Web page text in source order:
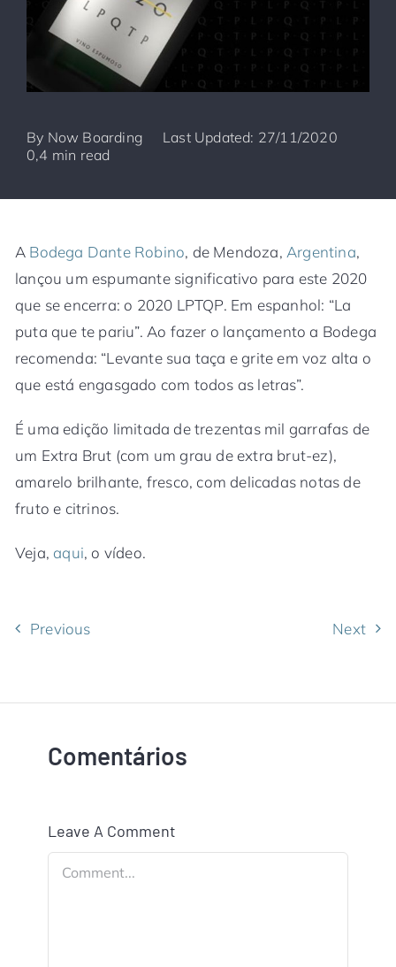
By Now Boarding
Last Updated: 27/11/2020
0,4 min read
A Bodega Dante Robino, de Mendoza,Argentina,
lançou um espumante significativo para este 2020
que se encerra: o 2020 LPTQP. Em espanhol: “La
puta que te pariu”. Ao fazer o lançamento a Bodega
recomenda: “Levante sua taça e grite em voz alta o
que está engasgado com todos as letras”.
É uma edição limitada de trezentas mil garrafas de
um Extra Brut (com um grau de extra brut-ez),
amarelo brilhante, fresco, com delicadas notas de
fruto e citrinos.
Veja, aqui, o vídeo.
Previous Next
Comentários
Leave A Comment
Comment